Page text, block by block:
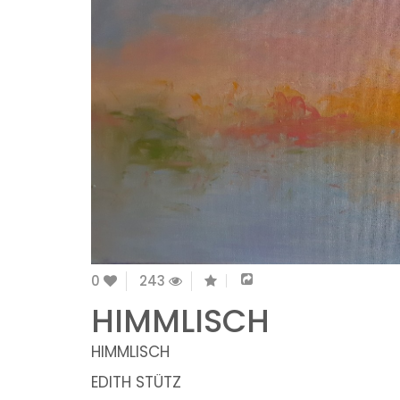
0 243
HIMMLISCH
HIMMLISCH
EDITH STÜTZ